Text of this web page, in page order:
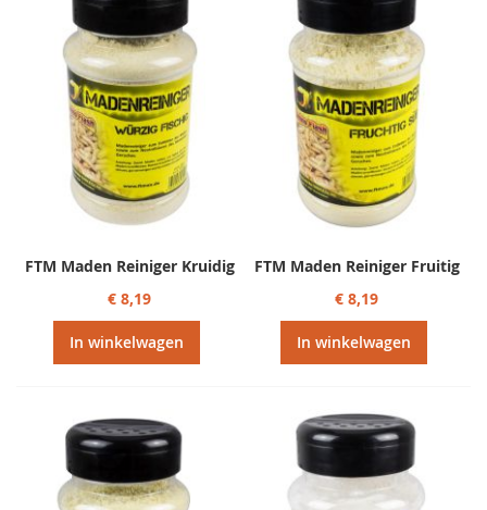
FTM Maden Reiniger Kruidig
€ 8,19
In winkelwagen
FTM Maden Reiniger Fruitig
€ 8,19
In winkelwagen